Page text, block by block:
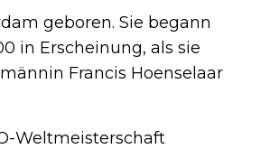
geboren. Sie begann
in Erscheinung, als sie
Francis Hoenselaar
Weltmeisterschaft